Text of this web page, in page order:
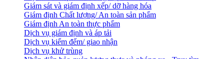
Giám sát và giám định xếp/ dỡ hàng hóa
Giám định Chất lượng/ An toàn sản phẩm
Giám định An toàn thực phẩm
Dịch vụ giám định và áp tải
Dịch vụ kiểm đếm/ giao nhận
Dịch vụ khử trùng